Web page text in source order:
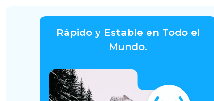
Rápido y Estable en Todo el
Mundo.